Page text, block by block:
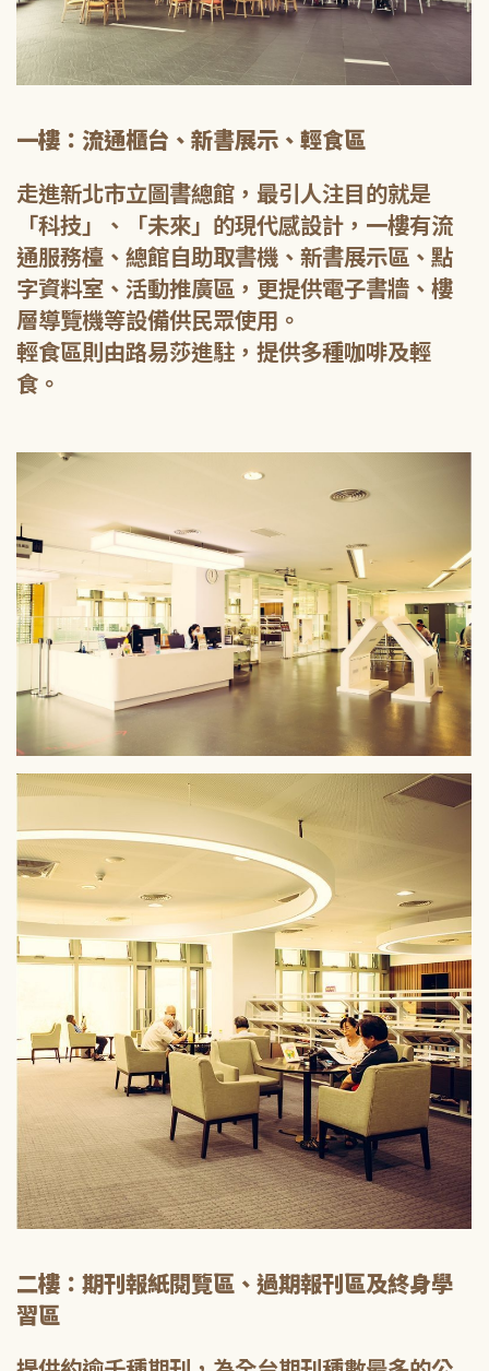
一樓：流通櫃台、新書展示、輕食區
走進新北市立圖書總館，最引人注目的就是
「科技」、「未來」的現代感設計，一樓有流
通服務檯、總館自助取書機、新書展示區、點
字資料室、活動推廣區，更提供電子書牆、樓
層導覽機等設備供民眾使用。
輕食區則由路易莎進駐，提供多種咖啡及輕
食。
二樓：期刊報紙閱覽區、過期報刊區及終身學
習區